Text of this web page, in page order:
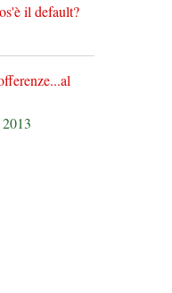
il default?